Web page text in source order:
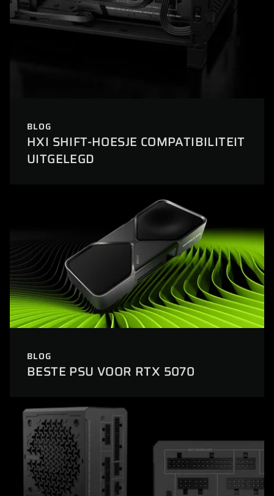
BLOG
HXI SHIFT-HOESJE COMPATIBILITEIT
UITGELEGD
BLOG
BESTE PSU VOOR RTX 5070